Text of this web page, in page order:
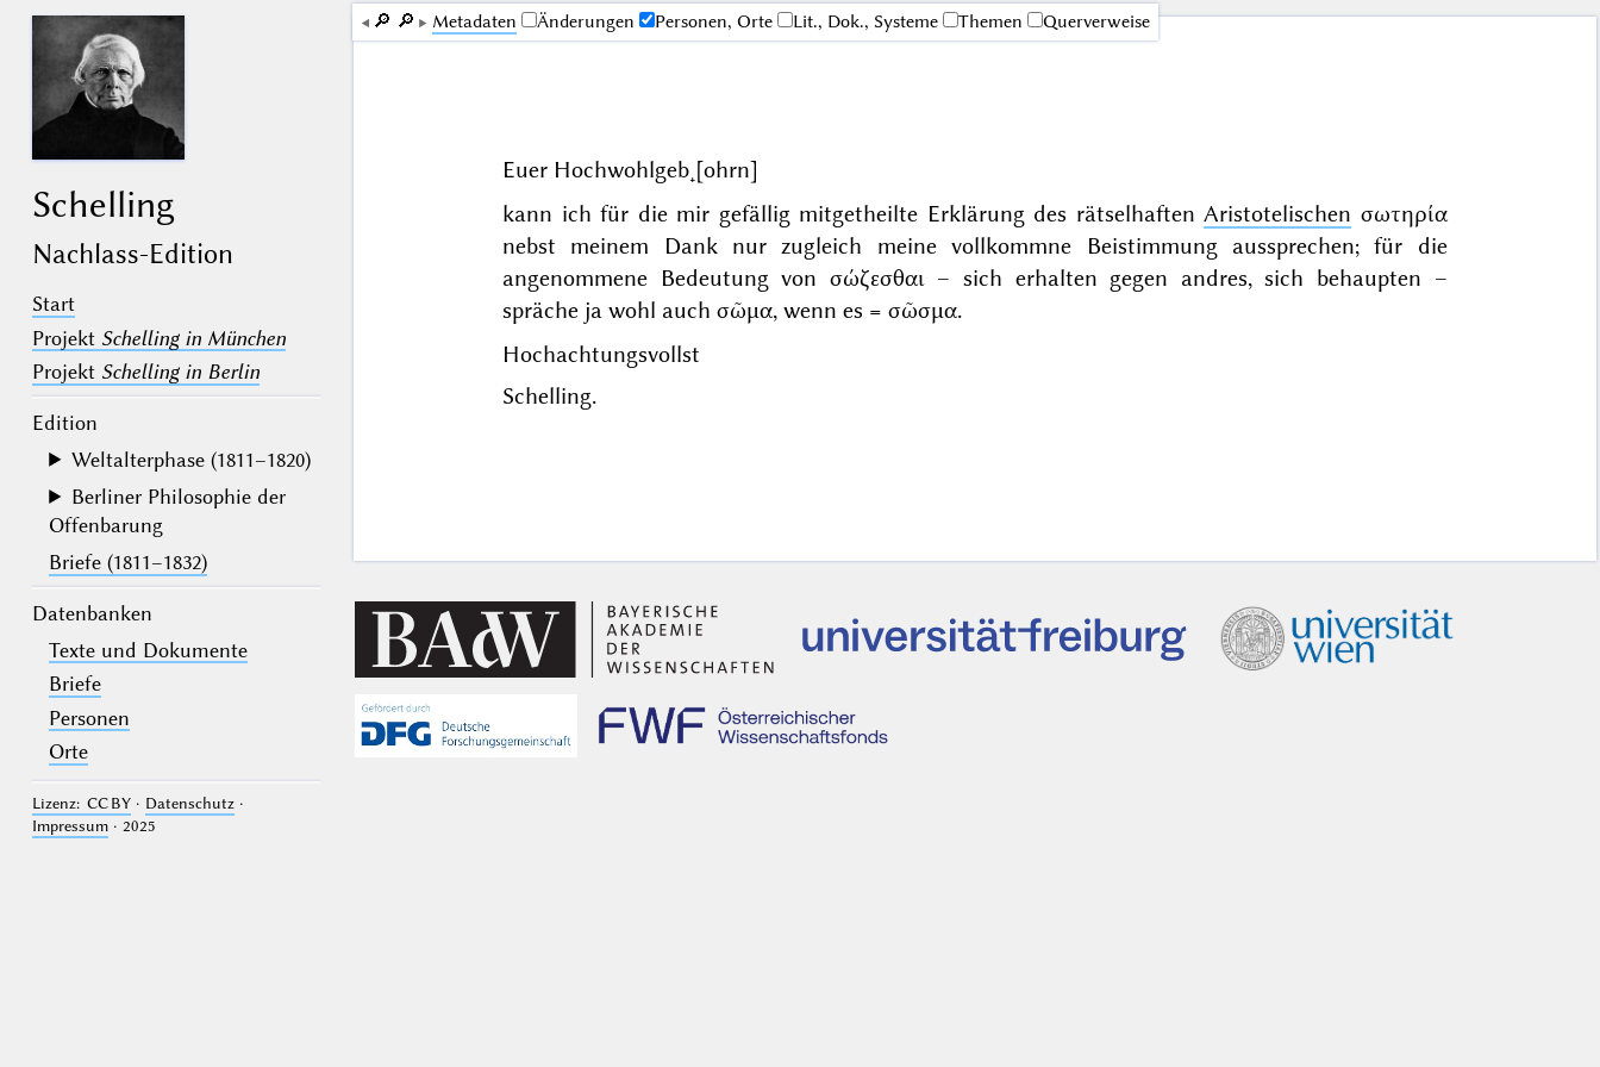
Schelling
Nachlass-Edition
Start
Projekt Schelling in München
Projekt Schelling in Berlin
Edition
Weltalterphase (1811–1820)
Berliner Philosophie der
Offenbarung
Briefe (1811–1832)
Datenbanken
Texte und Dokumente
Briefe
Personen
Orte
Lizenz: CC BY· Datenschutz·
Impressum· 2025
🔎︎ 🔎︎ Me­ta­da­ten Änderungen Personen, Orte Lit., Dok., Systeme Themen Querverweise
Euer Hochwohlgeb˖[ohrn]
kann ich für die mir gefällig mitgetheilte Erklärung des rätselhaftenAristotelischen σωτηρία
nebst meinem Dank nur zugleich meine vollkommne Beistimmung aussprechen; für die
angenommene Bedeutung von σώζεσθαι – sich erhalten gegen andres, sich behaupten –
spräche ja wohl auch σῶμα, wenn es = σῶσμα.
Hochachtungsvollst
Schelling.